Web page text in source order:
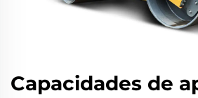
Capacidades de